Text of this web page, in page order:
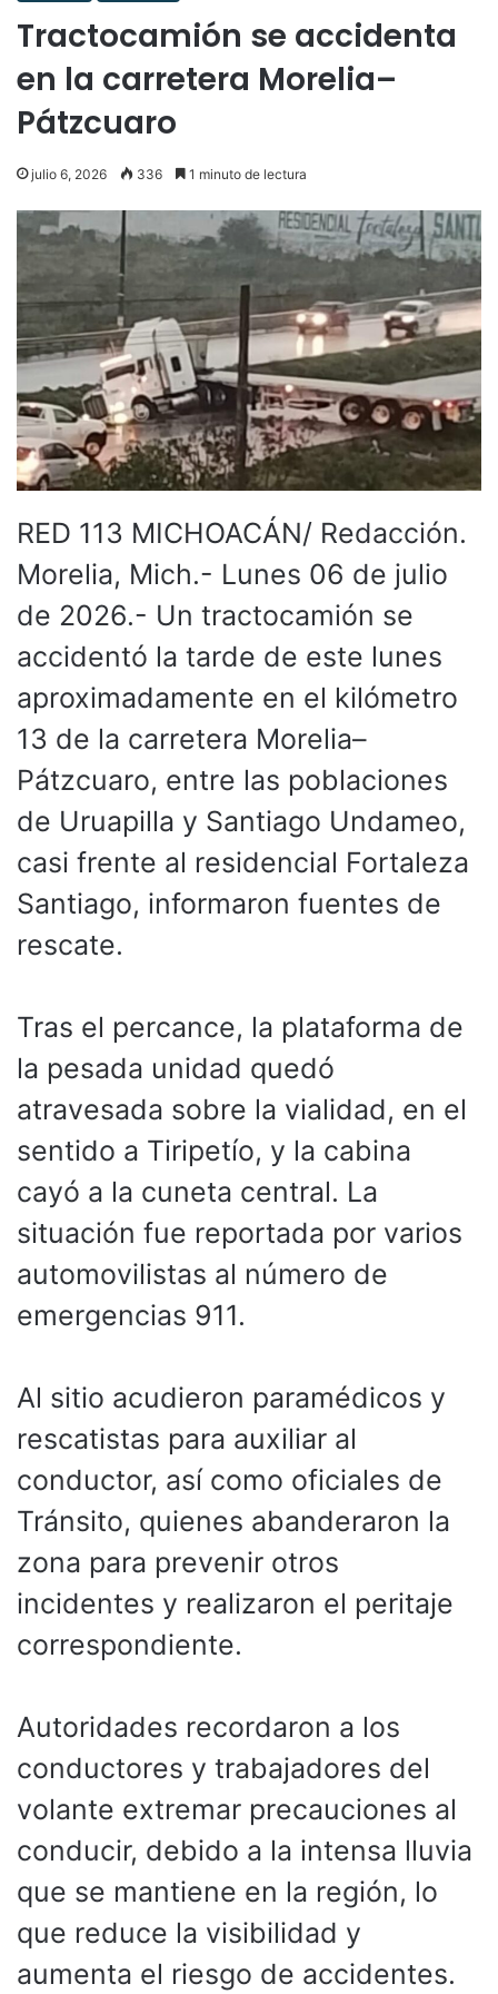
Tractocamión se accidenta
en la carretera Morelia–
Pátzcuaro
julio 6, 2026 336 1 minuto de lectura
RED 113 MICHOACÁN/ Redacción.
Morelia, Mich.- Lunes 06 de julio
de 2026.- Un tractocamión se
accidentó la tarde de este lunes
aproximadamente en el kilómetro
13 de la carretera Morelia–
Pátzcuaro, entre las poblaciones
de Uruapilla y Santiago Undameo,
casi frente al residencial Fortaleza
Santiago, informaron fuentes de
rescate.
Tras el percance, la plataforma de
la pesada unidad quedó
atravesada sobre la vialidad, en el
sentido a Tiripetío, y la cabina
cayó a la cuneta central. La
situación fue reportada por varios
automovilistas al número de
emergencias 911.
Al sitio acudieron paramédicos y
rescatistas para auxiliar al
conductor, así como oficiales de
Tránsito, quienes abanderaron la
zona para prevenir otros
incidentes y realizaron el peritaje
correspondiente.
Autoridades recordaron a los
conductores y trabajadores del
volante extremar precauciones al
conducir, debido a la intensa lluvia
que se mantiene en la región, lo
que reduce la visibilidad y
aumenta el riesgo de accidentes.